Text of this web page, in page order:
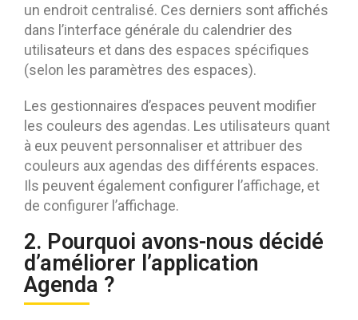
un endroit centralisé. Ces derniers sont affichés
dans l’interface générale du calendrier des
utilisateurs et dans des espaces spécifiques
(selon les paramètres des espaces).
Les gestionnaires d’espaces peuvent modifier
les couleurs des agendas. Les utilisateurs quant
à eux peuvent personnaliser et attribuer des
couleurs aux agendas des différents espaces.
Ils peuvent également configurer l’affichage, et
de configurer l’affichage.
2. Pourquoi avons-nous décidé
d’améliorer l’application
Agenda ?